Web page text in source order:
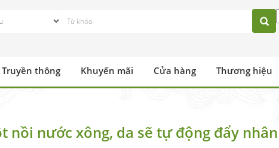
Truyền thông Khuyến mãi Cửa hàng Thương hiệu
nồi nước xông, da sẽ tự động đẩy